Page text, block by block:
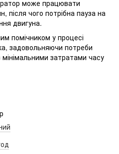
може працювати
після чого потрібна пауза на
двигуна.
помічником у процесі
задовольняючи потреби
затратами часу